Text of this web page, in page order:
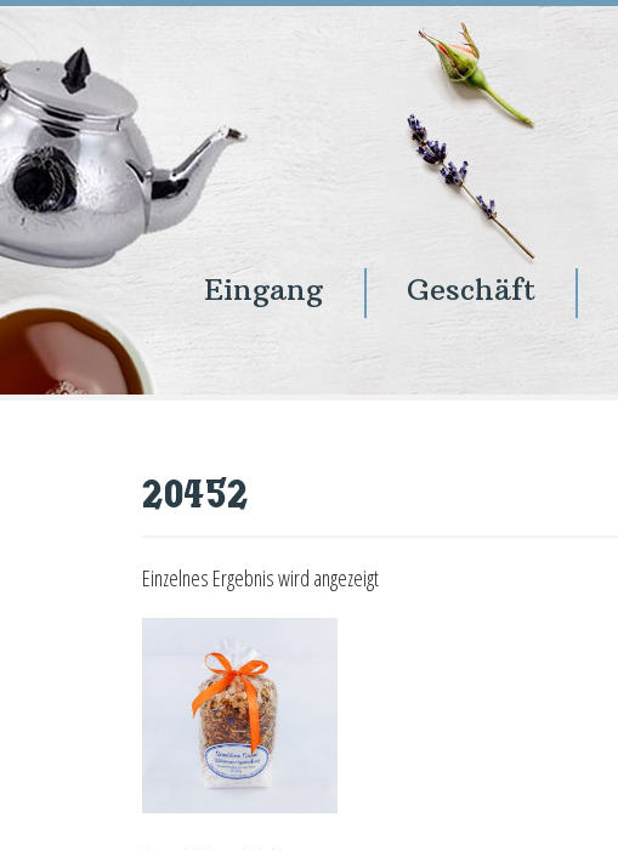
Eingang Geschäft
20452
Einzelnes Ergebnis wird angezeigt
Eingang
Geschäft
Onlineshop
Warenkorb
Kontakt